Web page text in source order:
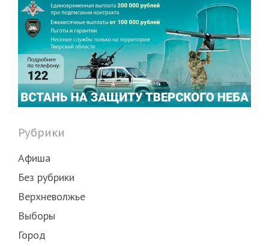
Рубрики
Афиша
Без рубрики
Верхневолжье
Выборы
Город